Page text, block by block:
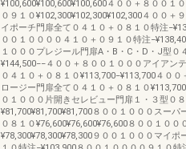
¥100,600¥100,600¥100,600４００＋８００１
０９１０¥102,300¥102,300¥102,300４００＋
イポーチ門扉全て０４１０＋０８１０特注
００１００００４１０＋０９１０特注
１０００プレジール門扉A・B・C・D・J型０
¥144,500−−４００＋８００１０００アイアン
０４１０＋０８１０¥113,700−¥113,700４００
ロージー門扉全て０４１０＋０８１０
０１０００片開きセレビュー門扉１・３型０
¥81,700¥81,700¥81,700８００１０００スーパ
０８１０¥76,600¥76,600¥76,600８００１００
¥78,300¥78,300¥78,300９００１０００マイポ